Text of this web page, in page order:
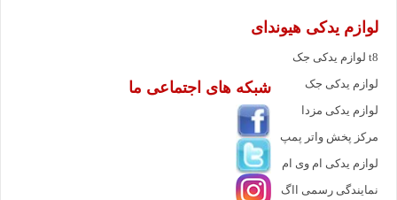
لوازم یدکی هیوندای
لوازم یدکی جک t8
لوازم یدکی جک
لوازم یدکی مزدا
مرکز پخش واتر پمپ
لوازم یدکی ام وی ام
نمایندگی رسمی ااگ
شبکه های اجتماعی ما